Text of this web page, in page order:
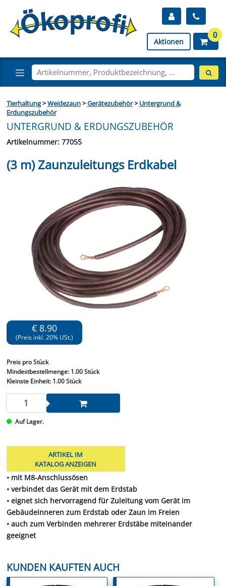
Aktionen
0
Tierhaltung>Weidezaun>Gerätezubehör>Untergrund &
Erdungszubehör
UNTERGRUND & ERDUNGSZUBEHÖR
Artikelnummer: 77055
(3 m) Zaunzuleitungs Erdkabel
€ 8.90
(Preis inkl. 20% USt.)
Preis pro Stück
Mindestbestellmenge: 1.00 Stück
Kleinste Einheit:1.00 Stück
Auf Lager.
ARTIKEL IM
KATALOG ANZEIGEN
• mit M8-Anschlussösen
• verbindet das Gerät mit dem Erdstab
• eignet sich hervorragend für Zuleitung vom Gerät im
Gebäudeinneren zum Erdstab oder Zaun im Freien
• auch zum Verbinden mehrerer Erdstäbe miteinander
geeignet
KUNDEN KAUFTEN AUCH